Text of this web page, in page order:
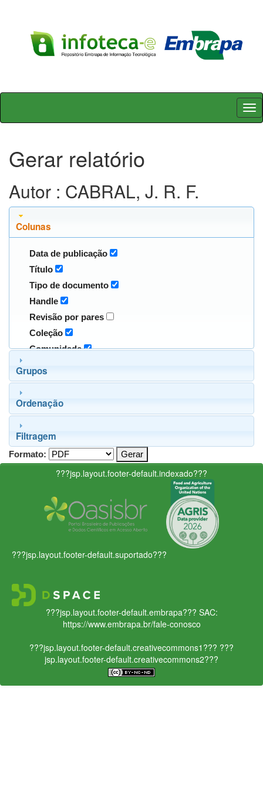
Skip
Gerar relatório
Autor : CABRAL, J. R. F.
Colunas
Data de publicação
Título
Tipo de documento
Handle
Revisão por pares
Coleção
Comunidade
Grupos
Ordenação
Filtragem
Formato:
???jsp.layout.footer-default.indexado???
???jsp.layout.footer-default.suportado???
???jsp.layout.footer-default.embrapa??? SAC:
https://www.embrapa.br/fale-conosco
???jsp.layout.footer-default.creativecommons1??? ???
jsp.layout.footer-default.creativecommons2???